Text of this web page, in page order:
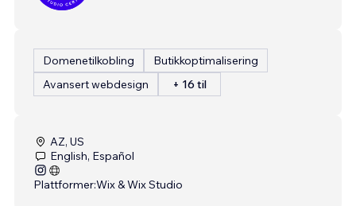
Domenetilkobling
Butikkoptimalisering
Avansert webdesign
+ 16 til
AZ, US
English, Español
Plattformer:Wix & Wix Studio